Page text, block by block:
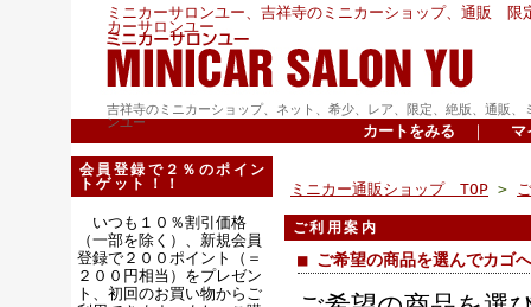
ミニカーサロンユー、吉祥寺のミニカーショップ、通販 限
カーサロンユー
吉祥寺のミニカーショップ、ネット、希少、レア、限定、絶版、通販、
ンユー
カートをみる ｜ マ
会員登録で２％のポイン
トゲット！！
いつも１０％割引価格
（一部を除く）、新規会員
登録で２００ポイント（＝
２００円相当）をプレゼン
ト、初回のお買い物からご
ミニカー通販ショップ TOP >
ご利用案内
■ ご希望の商品を選んでカゴ